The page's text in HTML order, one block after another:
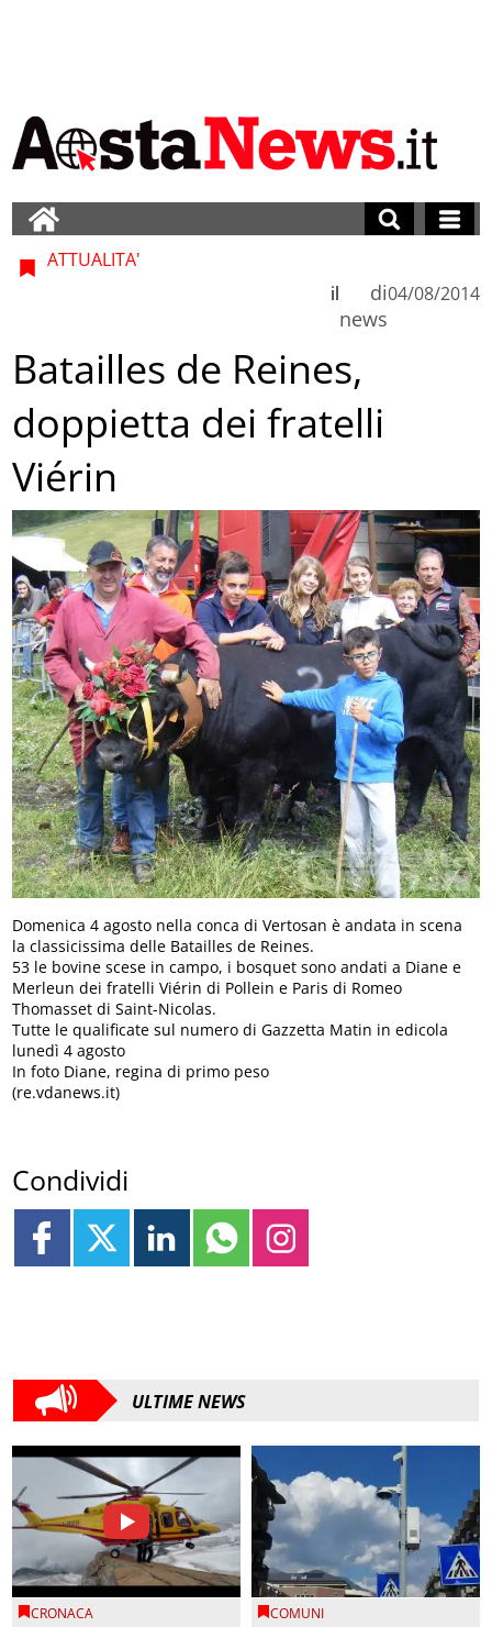
ATTUALITA'
di
news
il 04/08/2014
Batailles de Reines,
doppietta dei fratelli
Viérin
Domenica 4 agosto nella conca di Vertosan è andata in scena
la classicissima delle Batailles de Reines.
53 le bovine scese in campo, i bosquet sono andati a Diane e
Merleun dei fratelli Viérin di Pollein e Paris di Romeo
Thomasset di Saint-Nicolas.
Tutte le qualificate sul numero di Gazzetta Matin in edicola
lunedì 4 agosto
In foto Diane, regina di primo peso
(re.vdanews.it)
Condividi
ULTIME NEWS
CRONACA COMUNI